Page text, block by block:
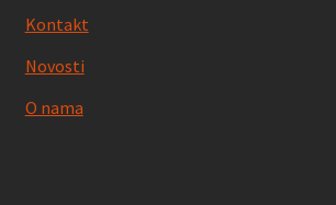
Kontakt
Novosti
O nama